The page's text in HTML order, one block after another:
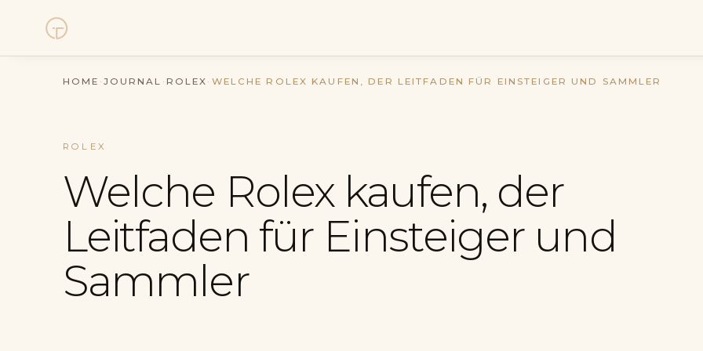
Uhren
Uhrenankauf
Service
Geschichte
Horology Hub
HOME · JOURNAL · ROLEX · WELCHE ROLEX KAUFEN, DER LEITFADEN FÜR EINSTEIGER UND SAMMLER
ROLEX
Welche Rolex kaufen, der
Leitfaden für Einsteiger und
Sammler